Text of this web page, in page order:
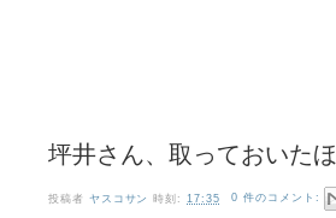
坪井さん、取っておいた
投稿者 ヤスコサン 時刻: 17:35 0 件のコメント: